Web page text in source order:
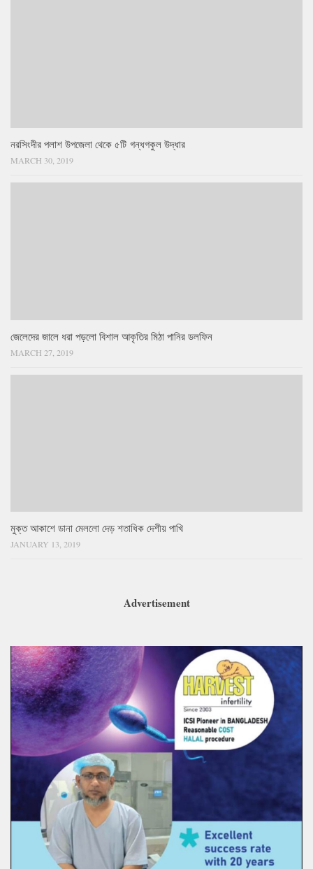
নরসিংদীর পলাশ উপজেলা থেকে ৫টি গন্ধগকুল উদ্ধার
MARCH 30, 2019
জেলেদের জালে ধরা পড়লো বিশাল আকৃতির মিঠা পানির ডলফিন
MARCH 27, 2019
মুক্ত আকাশে ডানা মেললো দেড় শতাধিক দেশীয় পাখি
JANUARY 13, 2019
Advertisement